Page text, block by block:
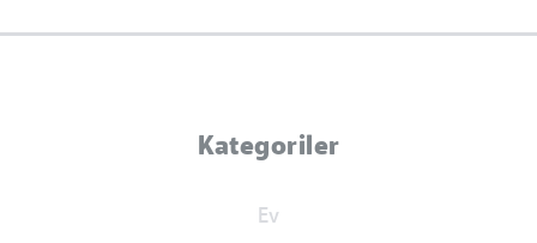
Kategoriler
Ev